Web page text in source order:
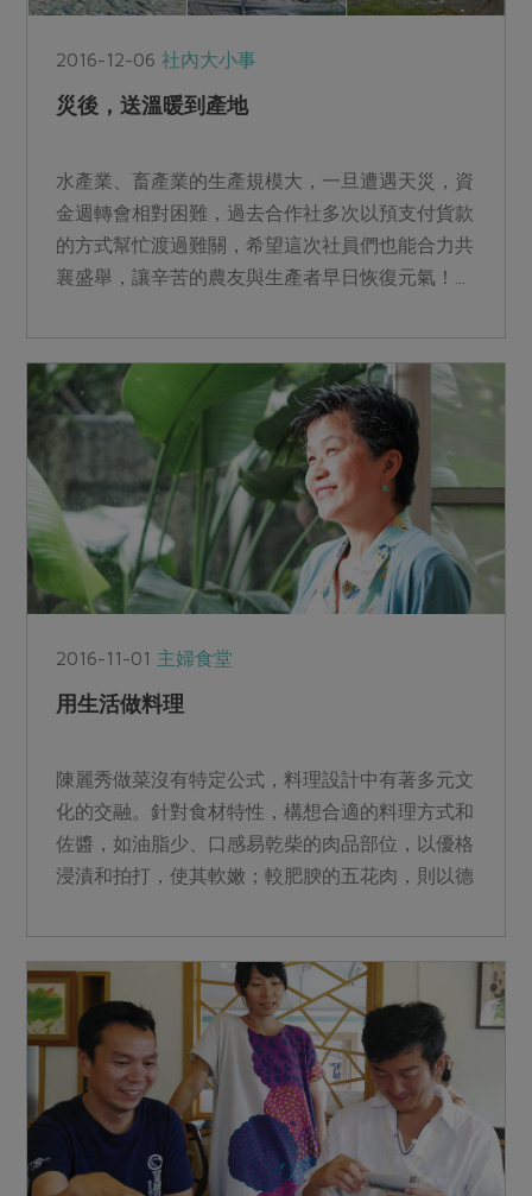
2016-12-06社內大小事
災後，送溫暖到產地
水產業、畜產業的生產規模大，一旦遭遇天災，資
金週轉會相對困難，過去合作社多次以預支付貨款
的方式幫忙渡過難關，希望這次社員們也能合力共
襄盛舉，讓辛苦的農友與生產者早日恢復元氣！...
2016-11-01 主婦食堂
用生活做料理
陳麗秀做菜沒有特定公式，料理設計中有著多元文
化的交融。針對食材特性，構想合適的料理方式和
佐醬，如油脂少、口感易乾柴的肉品部位，以優格
浸漬和拍打，使其軟嫩；較肥腴的五花肉，則以德